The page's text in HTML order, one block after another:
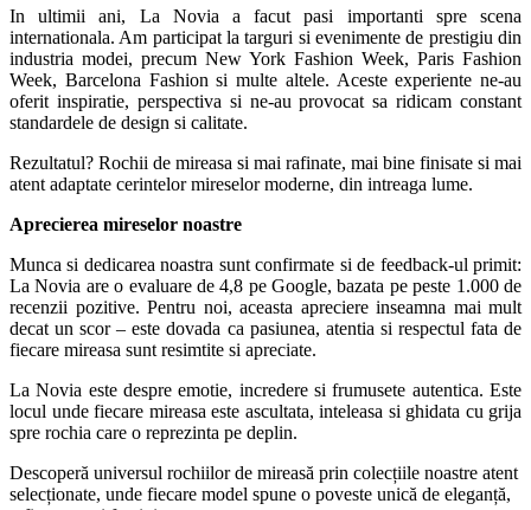
In ultimii ani, La Novia a facut pasi importanti spre scena
internationala. Am participat la targuri si evenimente de prestigiu din
industria modei, precum New York Fashion Week, Paris Fashion
Week, Barcelona Fashion si multe altele. Aceste experiente ne-au
oferit inspiratie, perspectiva si ne-au provocat sa ridicam constant
standardele de design si calitate.
Rezultatul? Rochii de mireasa si mai rafinate, mai bine finisate si mai
atent adaptate cerintelor mireselor moderne, din intreaga lume.
Aprecierea mireselor noastre
Munca si dedicarea noastra sunt confirmate si de feedback-ul primit:
La Novia are o evaluare de 4,8 pe Google, bazata pe peste 1.000 de
recenzii pozitive. Pentru noi, aceasta apreciere inseamna mai mult
decat un scor – este dovada ca pasiunea, atentia si respectul fata de
fiecare mireasa sunt resimtite si apreciate.
La Novia este despre emotie, incredere si frumusete autentica. Este
locul unde fiecare mireasa este ascultata, inteleasa si ghidata cu grija
spre rochia care o reprezinta pe deplin.
Descoperă universul rochiilor de mireasă prin colecțiile noastre atent
selecționate, unde fiecare model spune o poveste unică de eleganță,